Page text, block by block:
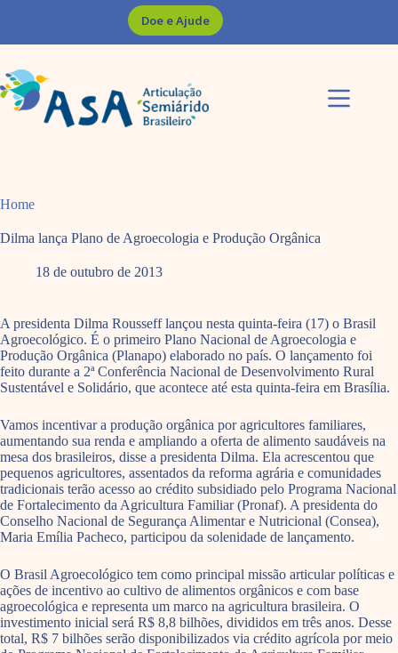
Doe e Ajude
Home
Dilma lança Plano de Agroecologia e Produção Orgânica
18 de outubro de 2013
A presidenta Dilma Rousseff lançou nesta quinta-feira (17) o Brasil
Agroecológico. É o primeiro Plano Nacional de Agroecologia e
Produção Orgânica (Planapo) elaborado no país. O lançamento foi
feito durante a 2ª Conferência Nacional de Desenvolvimento Rural
Sustentável e Solidário, que acontece até esta quinta-feira em Brasília.
Vamos incentivar a produção orgânica por agricultores familiares,
aumentando sua renda e ampliando a oferta de alimento saudáveis na
mesa dos brasileiros, disse a presidenta Dilma. Ela acrescentou que
pequenos agricultores, assentados da reforma agrária e comunidades
tradicionais terão acesso ao crédito subsidiado pelo Programa Nacional
de Fortalecimento da Agricultura Familiar (Pronaf). A presidenta do
Conselho Nacional de Segurança Alimentar e Nutricional (Consea),
Maria Emília Pacheco, participou da solenidade de lançamento.
O Brasil Agroecológico tem como principal missão articular políticas e
ações de incentivo ao cultivo de alimentos orgânicos e com base
agroecológica e representa um marco na agricultura brasileira. O
investimento inicial será R$ 8,8 bilhões, divididos em três anos. Desse
total, R$ 7 bilhões serão disponibilizados via crédito agrícola por meio